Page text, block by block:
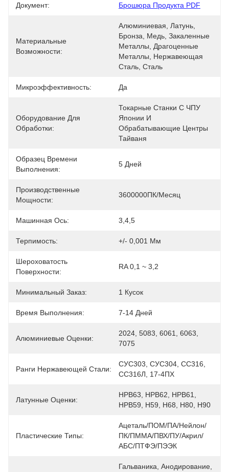
Документ: Брошюра Продукта PDF
Материальные
Возможности:
Алюминиевая, Латунь,
Бронза, Медь, Закаленные
Металлы, Драгоценные
Металлы, Нержавеющая
Сталь, Сталь
Микроэффективность: Да
Оборудование Для
Обработки:
Токарные Станки С ЧПУ
Японии И
Обрабатывающие Центры
Тайваня
Образец Времени
Выполнения:
5 Дней
Производственные
Мощности:
3600000ПК/месяц
Машинная Ось: 3,4,5
Терпимость: +/- 0,001 Мм
Шероховатость
Поверхности:
RA 0,1 ~ 3,2
Минимальный Заказ: 1 Кусок
Время Выполнения: 7-14 Дней
Алюминиевые Оценки:
2024, 5083, 6061, 6063,
7075
Ранги Нержавеющей Стали:
СУС303, СУС304, СС316,
СС316Л, 17-4ПХ
Латунные Оценки:
HPB63, HPB62, HPB61,
HPB59, H59, H68, H80, H90
Пластические Типы:
Ацеталь/ПОМ/ПА/Нейлон/
ПК/ПММА/ПВХ/ПУ/акрил/
АБС/ПТФЭ/ПЭЭК
Гальваника, Анодирование,